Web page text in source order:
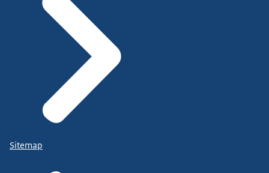
Sitemap